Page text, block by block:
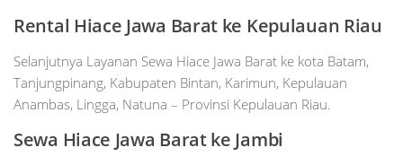
Rental Hiace Jawa Barat ke Kepulauan Riau
Selanjutnya Layanan Sewa Hiace Jawa Barat ke kota Batam,
Tanjungpinang, Kabupaten Bintan, Karimun, Kepulauan
Anambas, Lingga, Natuna – Provinsi Kepulauan Riau.
Sewa Hiace Jawa Barat ke Jambi